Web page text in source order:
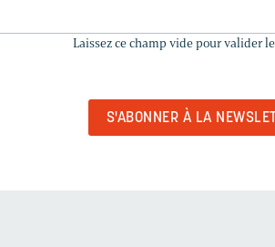
CHAMP
Laissez ce champ vide pour valider